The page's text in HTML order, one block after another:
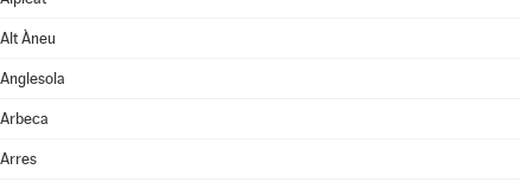
Alt Àneu
Anglesola
Arbeca
Arres